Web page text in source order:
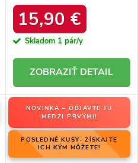
15,90 €
Skladom 1 pár/y
DETAIL
NOVINKA – OBJAVTE JU
MEDZI PRVÝMI!
POSLEDNÉ KUSY- ZÍSKAJTE
ICH KÝM MÔŽETE!